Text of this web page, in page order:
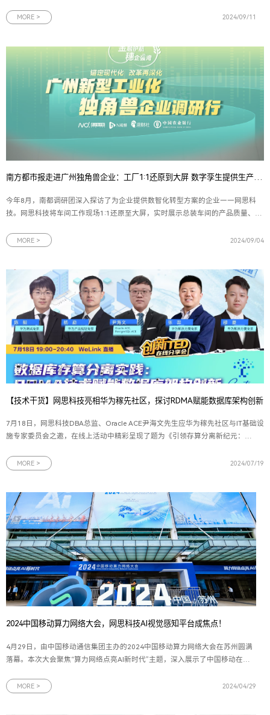
面的高度认可和肯定。图为广东省工信厅关于广东省第六批专精特新“小巨人”
MORE > 2024/09/11
南方都市报走进广州独角兽企业：工厂1:1还原到大屏 数字孪生提供生产最优解
今年8月，南都调研团深入探访了为企业提供数智化转型方案的企业——网思科
技。网思科技将车间工作现场1:1还原至大屏，实时展示总装车间的产品质量、产
思科技副总裁黄朝晖表示，“团队已成功构建了数字孪生无人机运管平台，使技术
MORE > 2024/09/04
【技术干货】网思科技亮相华为稼先社区，探讨RDMA赋能数据库架构创新
7月18日，网思科技DBA总监、Oracle ACE尹海文先生应华为稼先社区与IT基础设
施专家委员会之邀，在线上活动中精彩呈现了题为《引领存算分离新纪元：
RDMA（Remote Direct Memory Access）技术与数据库领域的深度融合，不仅深
MORE > 2024/07/19
2024中国移动算力网络大会，网思科技AI视觉感知平台成焦点！
4月29日，由中国移动通信集团主办的2024中国移动算力网络大会在苏州圆满
落幕。本次大会聚焦“算力网络点亮AI新时代”主题，深入展示了中国移动在算
携其最新研发的AlphaMind® AI视觉感知平台和一系列AI智慧解决方案精彩亮
MORE > 2024/04/29